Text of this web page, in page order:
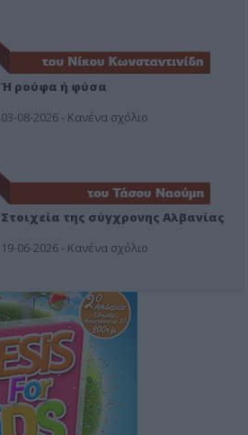
Ή ρούφα ή φύσα
03-08-2026 - Κανένα σχόλιο
Στοιχεία της σύγχρονης Αλβανίας
19-06-2026 - Κανένα σχόλιο